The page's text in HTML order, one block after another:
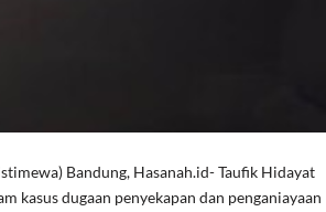
Bandung, Hasanah.id- Taufik Hidayat
kasus dugaan penyekapan dan penganiayaan